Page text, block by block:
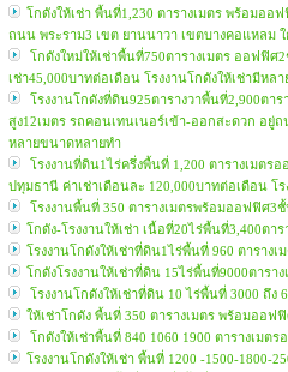
โกดังให้เช่า พื้นที่1,230 ตารางเมตร พร้อมอ
ถนน พระราม3 เขต ยานนาวา เขตบางคอแหลม
โกดังใหม่ให้เช่าพื้นที่750ตารางเมตร ออฟฟิ
เช่า45,000บาทต่อเดือน โรงงานโกดังให้เช่ามีห
โรงงานโกดังที่ดิน925ตารางวาพื้นที่2,900ตา
สูง12เมตร รถคอนเทนเนอร์เข้า-ออกสะดวก อยู่
หลายขนาดหลายทำ
โรงงานที่ดิน1ไร่ครึ่งพื้นที่ 1,200 ตารางเมต
ปทุมธานี ค่าเช่าเดือนละ 120,000บาทต่อเดือน โ
โรงงานพื้นที่ 350 ตารางเมตรพร้อมออฟฟิศ
โกดัง-โรงงานให้เช่า เนื้อที่20ไร่พื้นที่3,400ตา
โรงงานโกดังให้เช่าที่ดิน1ไร่พื้นที่ 960 ตารา
โกดังโรงงานให้เช่าที่ดิน 15ไร่พื้นที่9000ตารา
โรงงานโกดังให้เช่าที่ดิน 10 ไร่พื้นที่ 3000 ถึง
ให้เช่าโกดัง พื้นที่ 350 ตารางเมตร พร้อมออฟ
โกดังให้เช่าพื้นที่ 840 1060 1900 ตารางเมต
โรงงานโกดังให้เช่า พื้นที่ 1200 -1500-1800-